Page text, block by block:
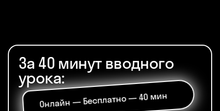
За 40 минут вводного
урока:
Онлайн — Бесплатно — 40 мин